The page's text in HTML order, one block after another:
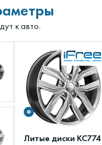
к авто.
Литые диски КС774